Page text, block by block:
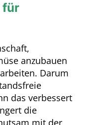
für
anzubauen
Darum
das verbessert
die
mit der